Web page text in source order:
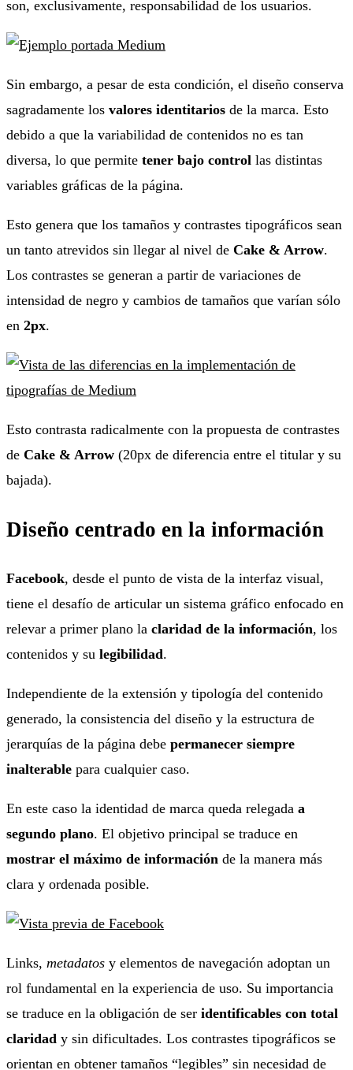
son, exclusivamente, responsabilidad de los usuarios.
Sin embargo, a pesar de esta condición, el diseño conserva
sagradamente los valores identitarios de la marca. Esto
debido a que la variabilidad de contenidos no es tan
diversa, lo que permite tener bajo control las distintas
variables gráficas de la página.
Esto genera que los tamaños y contrastes tipográficos sean
un tanto atrevidos sin llegar al nivel de Cake & Arrow.
Los contrastes se generan a partir de variaciones de
intensidad de negro y cambios de tamaños que varían sólo
en 2px.
Esto contrasta radicalmente con la propuesta de contrastes
de Cake & Arrow (20px de diferencia entre el titular y su
bajada).
Diseño centrado en la información
Facebook, desde el punto de vista de la interfaz visual,
tiene el desafío de articular un sistema gráfico enfocado en
relevar a primer plano la claridad de la información, los
contenidos y su legibilidad.
Independiente de la extensión y tipología del contenido
generado, la consistencia del diseño y la estructura de
jerarquías de la página debe permanecer siempre
inalterable para cualquier caso.
En este caso la identidad de marca queda relegada a
segundo plano. El objetivo principal se traduce en
mostrar el máximo de información de la manera más
clara y ordenada posible.
Links, metadatos y elementos de navegación adoptan un
rol fundamental en la experiencia de uso. Su importancia
se traduce en la obligación de ser identificables con total
claridad y sin dificultades. Los contrastes tipográficos se
orientan en obtener tamaños “legibles” sin necesidad de